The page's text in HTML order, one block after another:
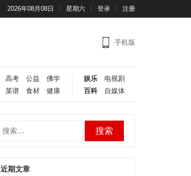
2026年08月08日 星期六 登录 注册
手机版
高考 公益
佛学
菜谱 食材 健康
娱乐
电视剧
百科
自媒体
近期文章